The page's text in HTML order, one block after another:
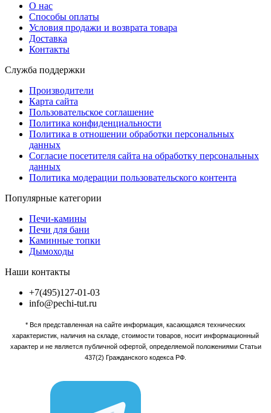
О нас
Способы оплаты
Условия продажи и возврата товара
Доставка
Контакты
Служба поддержки
Производители
Карта сайта
Пользовательское соглашение
Политика конфиденциальности
Политика в отношении обработки персональных
данных
Согласие посетителя сайта на обработку персональных
данных
Политика модерации пользовательского контента
Популярные категории
Печи-камины
Печи для бани
Каминные топки
Дымоходы
Наши контакты
+7(495)127-01-03
info@pechi-tut.ru
* Вся представленная на сайте информация, касающаяся технических
характеристик, наличия на складе, стоимости товаров, носит информационный
характер и не является публичной офертой, определяемой положениями Статьи
437(2) Гражданского кодекса РФ.